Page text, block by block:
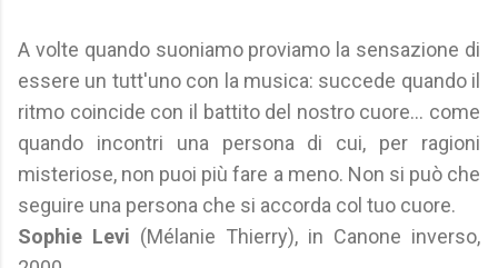
A volte quando suoniamo proviamo la sensazione di
essere un tutt'uno con la musica: succede quando il
ritmo coincide con il battito del nostro cuore... come
quando incontri una persona di cui, per ragioni
misteriose, non puoi più fare a meno. Non si può che
seguire una persona che si accorda col tuo cuore.
Sophie Levi (Mélanie Thierry), in Canone inverso,